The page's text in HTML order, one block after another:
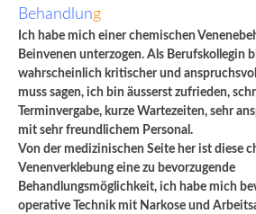
Behandlung
Ich habe mich einer chemischen
Beinvenen unterzogen. Als Berufskollegin
wahrscheinlich kritischer und
muss sagen, ich bin äusserst zufrieden,
Terminvergabe, kurze Wartezeiten, sehr
mit sehr freundlichem Personal.
Von der medizinischen Seite her ist diese
Venenverklebung eine zu bevorzugende
Behandlungsmöglichkeit, ich habe mich
operative Technik mit Narkose und